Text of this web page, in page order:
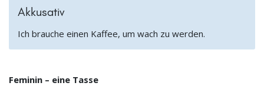
Akkusativ
Ich brauche einen Kaffee, um wach zu werden.
Feminin – eine Tasse